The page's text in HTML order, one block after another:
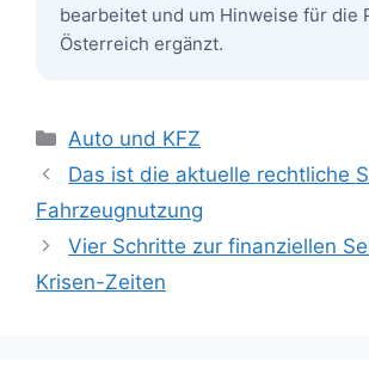
bearbeitet und um Hinweise für die
Österreich ergänzt.
Kategorien
Auto und KFZ
Das ist die aktuelle rechtliche
Fahrzeugnutzung
Vier Schritte zur finanziellen
Krisen-Zeiten